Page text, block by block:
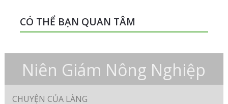
CÓ THỂ BẠN QUAN TÂM
Niên Giám Nông Nghiệp
CHUYỆN CỦA LÀNG